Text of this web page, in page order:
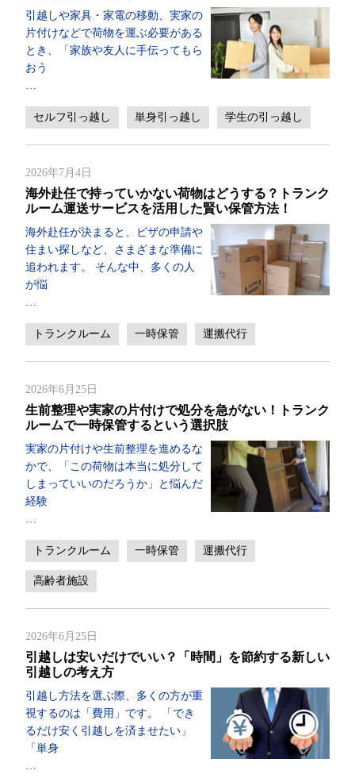
引越しや家具・家電の移動、実家の
片付けなどで荷物を運ぶ必要がある
とき、「家族や友人に手伝ってもら
おう
…
セルフ引っ越し 単身引っ越し 学生の引っ越し
2026年7月4日
海外赴任で持っていかない荷物はどうする？トランク
ルーム運送サービスを活用した賢い保管方法！
海外赴任が決まると、ビザの申請や
住まい探しなど、さまざまな準備に
追われます。 そんな中、多くの人
が悩
…
トランクルーム 一時保管 運搬代行
2026年6月25日
生前整理や実家の片付けで処分を急がない！トランク
ルームで一時保管するという選択肢
実家の片付けや生前整理を進めるな
かで、「この荷物は本当に処分して
しまっていいのだろうか」と悩んだ
経験
…
トランクルーム 一時保管 運搬代行
高齢者施設
2026年6月25日
引越しは安いだけでいい？「時間」を節約する新しい
引越しの考え方
引越し方法を選ぶ際、多くの方が重
視するのは「費用」です。 「でき
るだけ安く引越しを済ませたい」
「単身
…